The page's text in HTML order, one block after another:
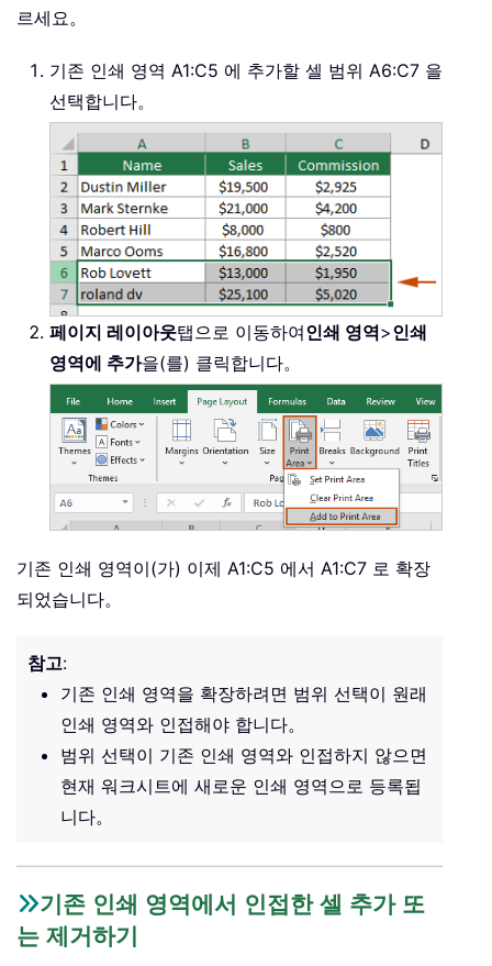
르세요。
기존 인쇄 영역 A1:C5 에 추가할 셀 범위 A6:C7 을
선택합니다。
페이지 레이아웃탭으로 이동하여인쇄 영역>인쇄
영역에 추가을(를) 클릭합니다。
기존 인쇄 영역이(가) 이제 A1:C5 에서 A1:C7 로 확장
되었습니다。
참고:
기존 인쇄 영역을 확장하려면 범위 선택이 원래
인쇄 영역와 인접해야 합니다。
범위 선택이 기존 인쇄 영역와 인접하지 않으면
현재 워크시트에 새로운 인쇄 영역으로 등록됩
니다。
기존 인쇄 영역에서 인접한 셀 추가 또
는 제거하기